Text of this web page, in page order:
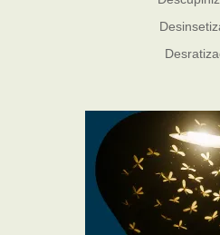
Mosquito
Percevejo
Pulgas e
Ratos